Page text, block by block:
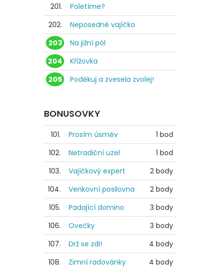
201.
Poletíme?
202.
Neposedné vajíčko
203
Na jižní pól
204
Křížovka
205
Poděkuj a zvesela zvolej!
BONUSOVKY
101. Prosím úsměv
1 bod
102.
Netradiční uzel
1 bod
103.
Vajíčkový expert
2 body
104.
Venkovní posilovna
2 body
105.
Padající domino
3 body
106.
Ovečky
3 body
107.
Drž se zdi!
4 body
108.
Zimní radovánky
4 body